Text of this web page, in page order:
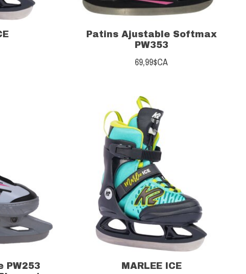
Patins Ajustable Softmax
PW353
69,99$CA
PW253
MARLEE ICE